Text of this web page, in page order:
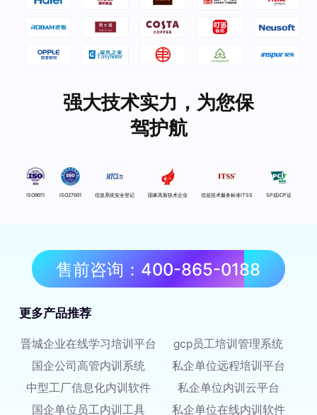
强大技术实力，为您保
驾护航
ISO9011 ISO27001 信息系统安全登记 国家高新技术企业 信息技术服务标准ITSS SP或ICP证
售前咨询：400-865-0188
更多产品推荐
晋城企业在线学习培训平台
gcp员工培训管理系统
国企公司高管内训系统
私企单位远程培训平台
中型工厂信息化内训软件
私企单位内训云平台
国企单位员工内训工具
私企单位在线内训软件